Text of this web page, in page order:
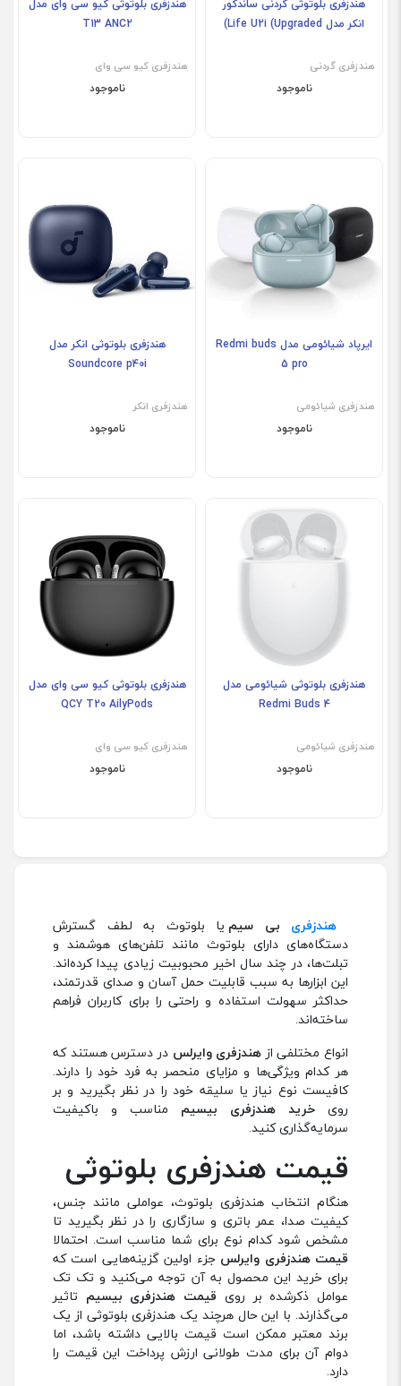
هندزفری بلوتوثی گردنی ساندکور
انکر مدل Life U2i (Upgraded)
هندزفری گردنی
ناموجود
هندزفری بلوتوثی کیو سی وای مدل
T13 ANC2
هندزفری کیو‌ سی وای
ناموجود
ایرپاد شیائومی مدل Redmi buds
5 pro
هندزفری شیائومی
ناموجود
هندزفری بلوتوثی انکر مدل
Soundcore p40i
هندزفری انکر
ناموجود
هندزفری بلوتوثی شیائومی مدل
Redmi Buds 4
هندزفری شیائومی
ناموجود
هندزفری بلوتوثی کیو سی وای مدل
QCY T20 AilyPods
هندزفری کیو‌ سی وای
ناموجود
هندزفری بی سیم یا بلوتوث به لطف گسترش
دستگاه‌های دارای بلوتوث مانند تلفن‌های هوشمند و
تبلت‌ها، در چند سال اخیر محبوبیت زیادی پیدا کرده‌اند.
این ابزارها به سبب قابلیت حمل آسان و صدای قدرتمند،
حداکثر سهولت استفاده و راحتی را برای کاربران فراهم
ساخته‌اند.
انواع مختلفی ازهندزفری وایرلس در دسترس هستند که
هر کدام ویژگی‌ها و مزایای منحصر به فرد خود را دارند.
کافیست نوع نیاز یا سلیقه خود را در نظر بگیرید و بر
روی خرید هندزفری بیسیم مناسب و باکیفیت
سرمایه‌گذاری کنید.
قیمت هندزفری بلوتوثی
هنگام انتخاب هندزفری بلوتوث، عواملی مانند جنس،
کیفیت صدا، عمر باتری و سازگاری را در نظر بگیرید تا
مشخص شود کدام نوع برای شما مناسب است. احتمالا
قیمت هندزفری وایرلسجزء اولین گزینه‌هایی است که
برای خرید این محصول به آن توجه می‌کنید و تک تک
عوامل ذکرشده بر روی قیمت هندزفری بیسیم تاثیر
می‌‌گذارند. با این حال هرچند یک هندزفری بلوتوثی از یک
برند معتبر ممکن است قیمت بالایی داشته باشد، اما
دوام آن برای مدت طولانی ارزش پرداخت این قیمت را
دارد.